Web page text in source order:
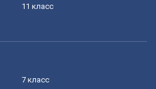
11 класс
7 класс